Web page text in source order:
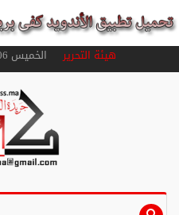
هيئة التحريرالخميس 06 غشت 2026 العدد : 5490